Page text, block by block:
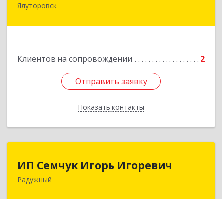
Ялуторовск
Клиентов на сопровождении 2
Отправить заявку
Показать контакты
Отправить заявку
Назад
ИП Семчук Игорь Игоревич
Радужный628464, ХМАО-Югра, г. Радужный, 1 мкн.,